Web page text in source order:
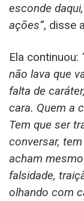
esconde
ações”, disse
Ela continuou:
não lava que
falta de
cara. Quem a
Tem que ser
conversar,
acham
falsidade,
olhando com